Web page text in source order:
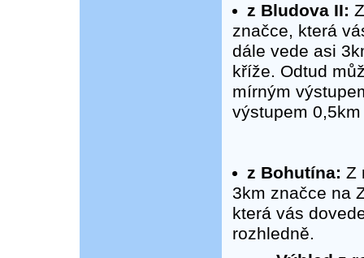
z Bludova II:
značce, která
dále vede asi
kříže. Odtud
mírným
výstupem
z Bohutína: Z
3km značce na
která vás
rozhledně.